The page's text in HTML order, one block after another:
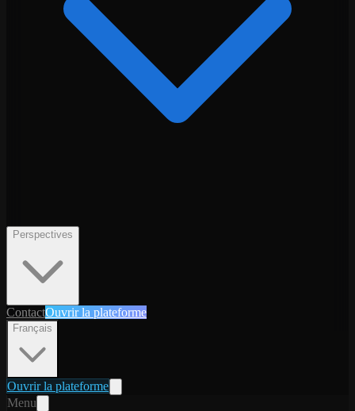
Perspectives
ContactOuvrir la plateforme
Français
Ouvrir la plateforme
Menu